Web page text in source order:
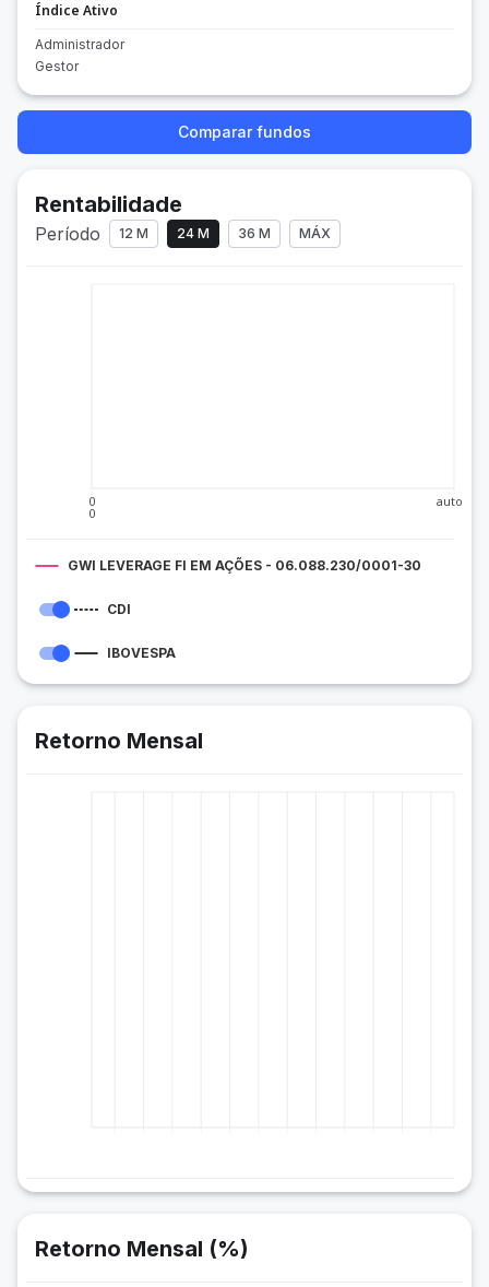
Índice Ativo
Administrador
Gestor
Comparar fundos
Rentabilidade
Período 12 M 24 M 36 M MÁX
0
0
auto
GWI LEVERAGE FI EM AÇÕES - 06.088.230/0001-30
CDI
IBOVESPA
Retorno Mensal
Retorno Mensal (%)